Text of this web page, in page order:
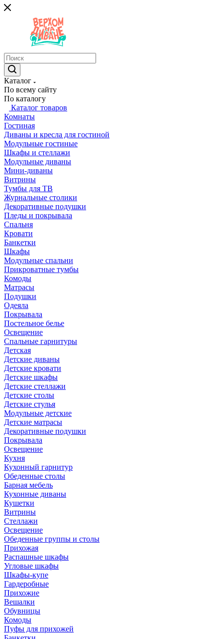
Каталог
По всему сайту
По каталогу
Каталог товаров
Комнаты
Гостиная
Диваны и кресла для гостиной
Модульные гостиные
Шкафы и стеллажи
Модульные диваны
Мини-диваны
Витрины
Тумбы для ТВ
Журнальные столики
Декоративные подушки
Пледы и покрывала
Спальня
Кровати
Банкетки
Шкафы
Модульные спальни
Прикроватные тумбы
Комоды
Матрасы
Подушки
Одеяла
Покрывала
Постельное белье
Освещение
Спальные гарнитуры
Детская
Детские диваны
Детские кровати
Детские шкафы
Детские стеллажи
Детские столы
Детские стулья
Модульные детские
Детские матрасы
Декоративные подушки
Покрывала
Освещение
Кухня
Кухонный гарнитур
Обеденные столы
Барная мебель
Кухонные диваны
Кушетки
Витрины
Стеллажи
Освещение
Обеденные группы и столы
Прихожая
Распашные шкафы
Угловые шкафы
Шкафы-купе
Гардеробные
Прихожие
Вешалки
Обувницы
Комоды
Пуфы для прихожей